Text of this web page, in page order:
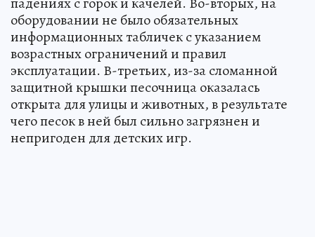
оборудовании не было обязательных
информационных табличек с указанием
возрастных ограничений и правил
эксплуатации. В-третьих, из-за сломанной
защитной крышки песочница оказалась
открыта для улицы и животных, в результате
чего песок в ней был сильно загрязнен и
непригоден для детских игр.